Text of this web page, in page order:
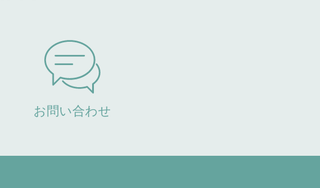
お問い合わせ